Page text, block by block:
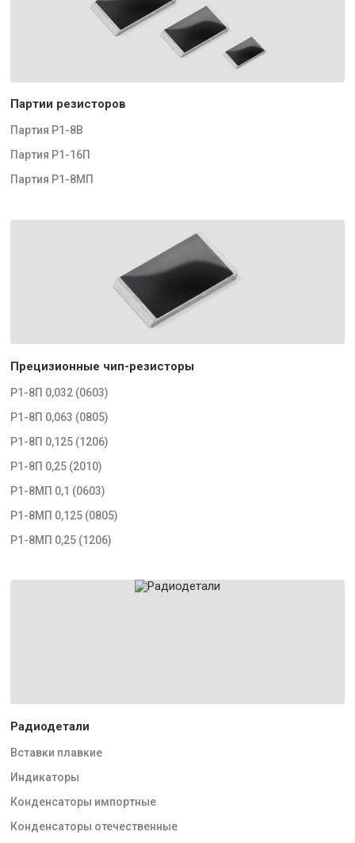
Партии резисторов
Партия Р1-8В
Партия Р1-16П
Партия Р1-8МП
Прецизионные чип-резисторы
Р1-8П 0,032 (0603)
Р1-8П 0,063 (0805)
Р1-8П 0,125 (1206)
Р1-8П 0,25 (2010)
Р1-8МП 0,1 (0603)
Р1-8МП 0,125 (0805)
Р1-8МП 0,25 (1206)
Радиодетали
Вставки плавкие
Индикаторы
Конденсаторы импортные
Конденсаторы отечественные